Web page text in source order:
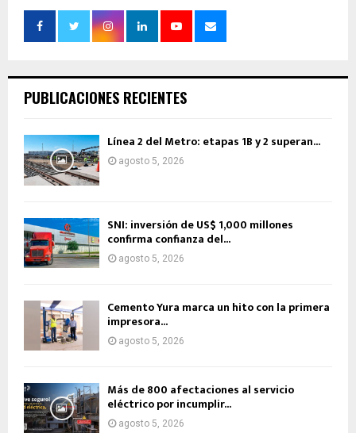
PUBLICACIONES RECIENTES
Línea 2 del Metro: etapas 1B y 2 superan...
agosto 5, 2026
SNI: inversión de US$ 1,000 millones
confirma confianza del...
agosto 5, 2026
Cemento Yura marca un hito con la primera
impresora...
agosto 5, 2026
Más de 800 afectaciones al servicio
eléctrico por incumplir...
agosto 5, 2026